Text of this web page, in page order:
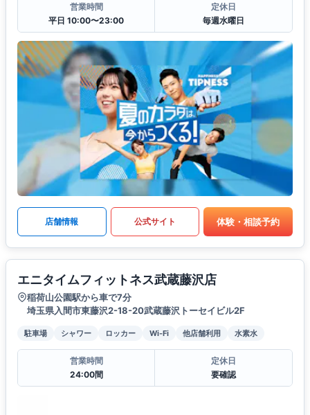
営業時間
平日 10:00〜23:00
定休日
毎週水曜日
店舗情報 公式サイト 体験・相談予約
エニタイムフィットネス武蔵藤沢店
稲荷山公園駅から車で7分
埼玉県入間市東藤沢2-18-20武蔵藤沢トーセイビル2F
駐車場 シャワー ロッカー Wi-Fi 他店舗利用 水素水
営業時間
24:00間
定休日
要確認